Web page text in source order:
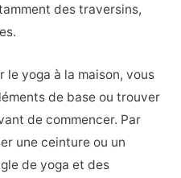
des traversins,
le yoga à la maison, vous
de base ou trouver
de commencer. Par
une ceinture ou un
de yoga et des